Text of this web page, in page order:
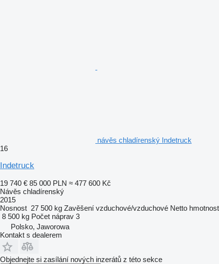
návěs chladírenský Indetruck
16
Indetruck
19 740 € 85 000 PLN ≈ 477 600 Kč
Návěs chladírenský
2015
Nosnost 27 500 kg Zavěšení vzduchové/vzduchové Netto hmotnost
8 500 kg Počet náprav 3
Polsko, Jaworowa
Kontakt s dealerem
Objednejte si zasílání nových inzerátů z této sekce